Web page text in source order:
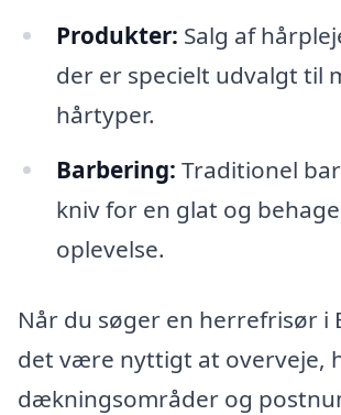
Produkter: Salg af
der er specielt udvalgt til
hårtyper.
Barbering: Traditionel
kniv for en glat og
oplevelse.
Når du søger en herrefrisør i
det være nyttigt at overveje,
dækningsområder og